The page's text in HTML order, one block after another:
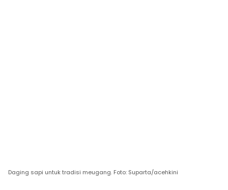
Daging sapi untuk tradisi meugang. Foto: Suparta/acehkini